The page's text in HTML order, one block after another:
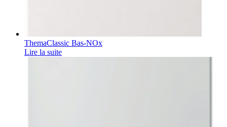
ThemaClassic Bas-NOx
Lire la suite